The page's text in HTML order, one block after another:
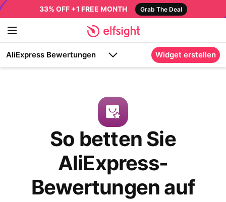
33% OFF +1 FREE MONTH Grab The Deal
AliExpress Bewertungen Widget erstellen
So betten Sie
AliExpress-
Bewertungen auf